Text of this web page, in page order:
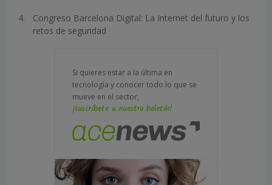
Congreso Barcelona Digital: La Internet del futuro y los
retos de seguridad
Si quieres estar a la última en
tecnología y conocer todo lo que se
mueve en el sector,
¡suscríbete a nuestro boletín!